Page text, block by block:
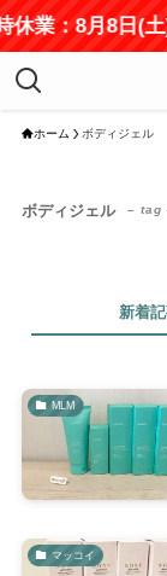
休業：8月8日(
ホーム ボディジェル
ボディジェル – tag
新着
MLM
マッコイ